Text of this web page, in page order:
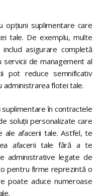
opțiuni suplimentare care
tale. De exemplu, multe
asigurare completă
servicii de management al
pot reduce semnificativ
administrarea flotei tale.
în contractele
soluții personalizate care
ale afacerii tale. Astfel, te
afacerii tale fără a te
administrative legate de
pentru firme reprezintă o
poate aduce numeroase